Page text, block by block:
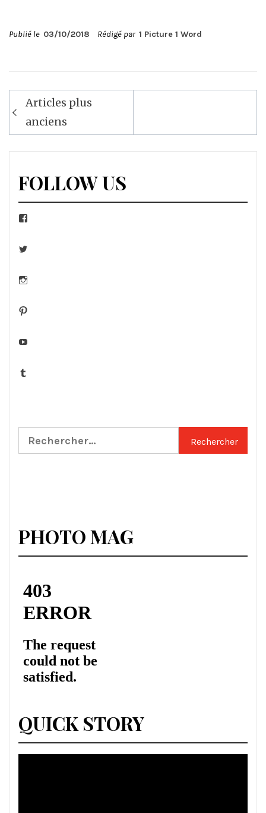
Publié le 03/10/2018 Rédigé par 1 Picture 1 Word
Navigation
des
articles
Articles plus
anciens
FOLLOW US
Facebook
Twitter
Instagram
Pinterest
YouTube
Tumblr
Rechercher :
PHOTO MAG
QUICK STORY